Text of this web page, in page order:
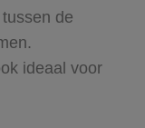
de
ideaal voor